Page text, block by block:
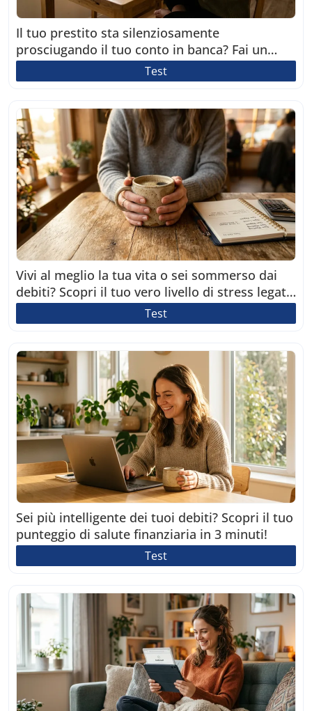
Il tuo prestito sta silenziosamente
prosciugando il tuo conto in banca? Fai un
breve test di 2 minuti.Test
Vivi al meglio la tua vita o sei sommerso dai
debiti? Scopri il tuo vero livello di stress legato
ai prestiti!
Test
Sei più intelligente dei tuoi debiti? Scopri il tuo
punteggio di salute finanziaria in 3 minuti!
Test